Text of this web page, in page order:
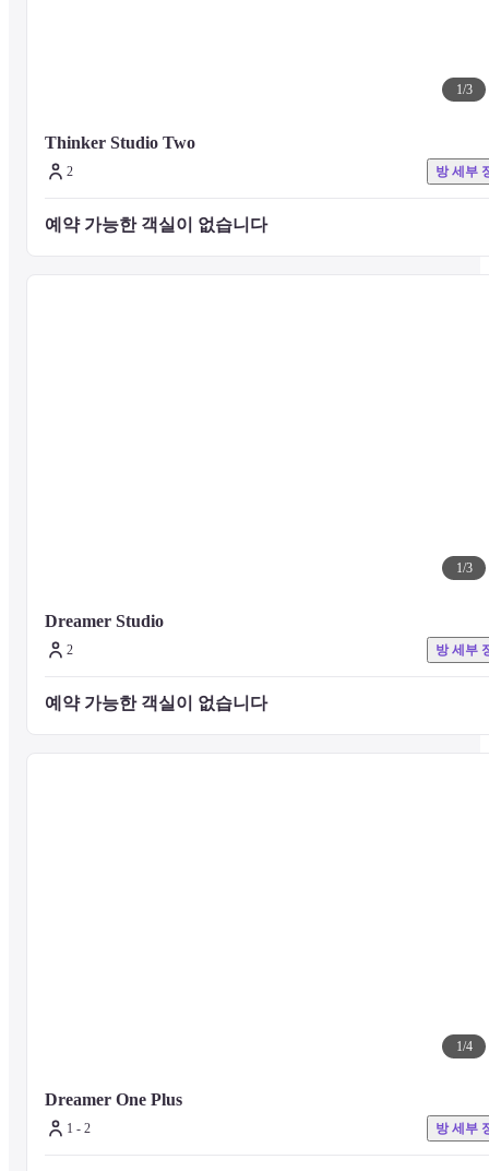
1/3
Thinker Studio Two
2 방 세부
예약 가능한 객실이 없습니다
1/3
Dreamer Studio
2 방 세부
예약 가능한 객실이 없습니다
1/4
Dreamer One Plus
1 - 2 방 세부